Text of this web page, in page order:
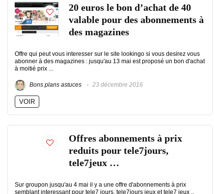
20 euros le bon d’achat de 40
valable pour des abonnements à
des magazines
Offre qui peut vous interesser sur le site lookingo si vous desirez vous
abonner à des magazines : jusqu'au 13 mai est proposé un bon d'achat
à moitié prix ...
Bons plans astuces 23 décembre 2016
VOIR
Offres abonnements à prix
reduits pour tele7jours,
tele7jeux …
Sur groupon jusqu'au 4 mai il y a une offre d'abonnements à prix
semblant interessant pour tele7 jours, tele7jours jeux et tele7 jeux ..